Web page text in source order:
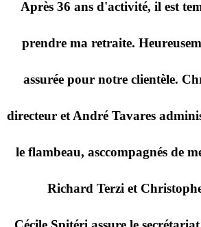
Après 36 ans d'activité, il est
prendre ma retraite.
assurée pour notre clientèle.
directeur et André Tavares
le flambeau, asccompagnés de
Richard Terzi et